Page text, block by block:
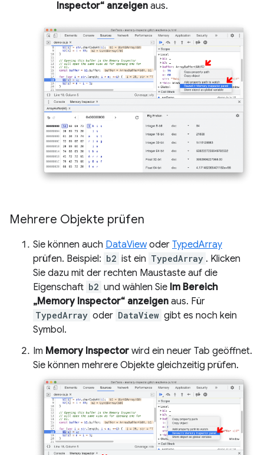
Inspector“ anzeigen aus.
Mehrere Objekte prüfen
Sie können auch DataViewoder TypedArray
prüfen. Beispiel: b2 ist ein TypedArray . Klicken
Sie dazu mit der rechten Maustaste auf die
Eigenschaft b2 und wählen Sie Im Bereich
„Memory Inspector“ anzeigen aus. Für
TypedArray oder DataView gibt es noch kein
Symbol.
Im Memory Inspector wird ein neuer Tab geöffnet.
Sie können mehrere Objekte gleichzeitig prüfen.